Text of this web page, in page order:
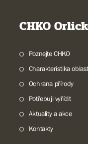
CHKO
Poznejte CHKO
Charakteristika
Ochrana přírody
Potřebuji vyřídit
Aktuality a akce
Kontakty